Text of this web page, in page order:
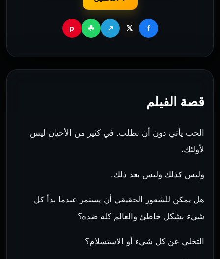
f
𝕏
↗
☘
p
قصة الفيلم
الحب يأتي دون أن نطلب. في كثير من الأحيان ليس
لأولئك،
وليس كذلك وليس بعد ذلك.
هل يمكن للشعور الحقيقي أن يستمر عندما بدأ كل
شيء بشكل خاطئ والعالم كله ضده؟
التخلي عن كل شيء أو الاستسلام؟